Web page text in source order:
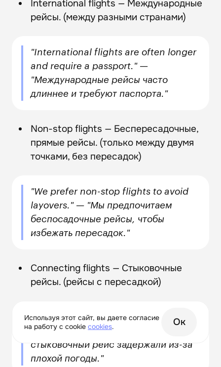
International flights — Международные
рейсы. (между разными странами)
"International flights are often longer
and require a passport." —
"Международные рейсы часто
длиннее и требуют паспорта."
Non-stop flights — Беспересадочные,
прямые рейсы. (только между двумя
точками, без пересадок)
"We prefer non-stop flights to avoid
layovers." — "Мы предпочитаем
беспосадочные рейсы, чтобы
избежать пересадок."
Connecting flights — Стыковочные
рейсы. (рейсы с пересадкой)
"Our connecting flight was delayed
due to bad weather." — "Наш
стыковочный рейс задержали из-за
плохой погоды."
Используя этот сайт, вы даете согласие
на работу с cookie сookies. Ок